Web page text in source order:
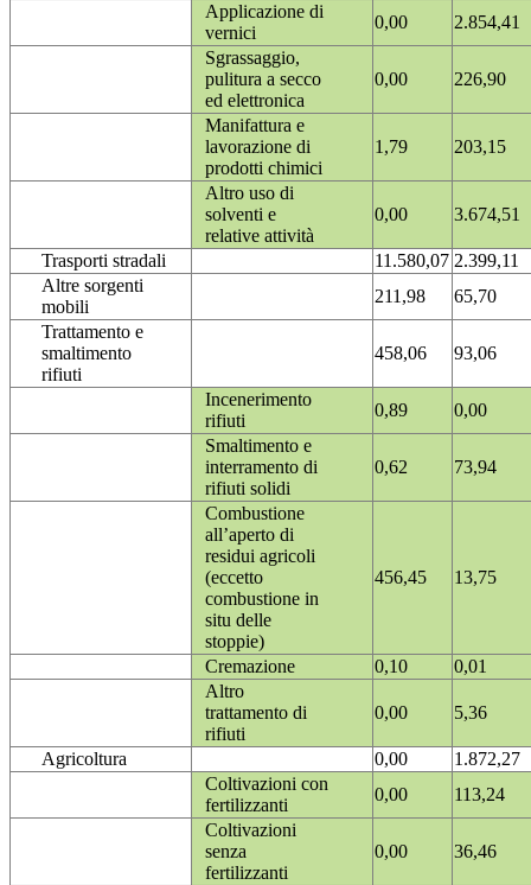
Applicazione di
vernici
0,00
2.854,41
Sgrassaggio,
pulitura a secco
ed elettronica
0,00 226,90
Manifattura e
lavorazione di
prodotti chimici
1,79 203,15
Altro uso di
solventi e
relative attività
0,00 3.674,51
Trasporti stradali 11.580,07 2.399,11
Altre sorgenti
mobili
211,98
65,70
Trattamento e
smaltimento
rifiuti
458,06 93,06
Incenerimento
rifiuti
0,89
0,00
Smaltimento e
interramento di
rifiuti solidi
0,62 73,94
Combustione
all’aperto di
residui agricoli
(eccetto
combustione in
situ delle
stoppie)
456,45 13,75
Cremazione 0,10
0,01
Altro
trattamento di
rifiuti
0,00 5,36
Agricoltura 0,00
1.872,27
Coltivazioni con
fertilizzanti
0,00
113,24
Coltivazioni
senza
fertilizzanti
0,00 36,46